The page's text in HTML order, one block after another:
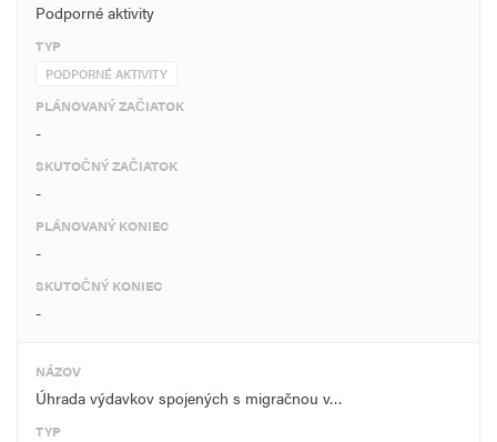
Podporné aktivity
TYP
PODPORNÉ AKTIVITY
PLÁNOVANÝ ZAČIATOK
-
SKUTOČNÝ ZAČIATOK
-
PLÁNOVANÝ KONIEC
-
SKUTOČNÝ KONIEC
-
NÁZOV
Úhrada výdavkov spojených s migračnou v…
TYP